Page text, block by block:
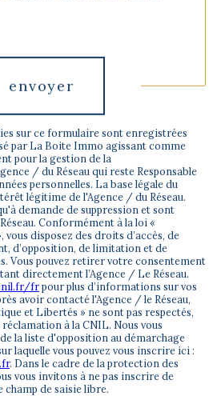
envoyer
sur ce formulaire sont enregistrées
par La Boite Immo agissant comme
pour la gestion de la
/ du Réseau qui reste Responsable
personnelles. La base légale du
légitime de l'Agence / du Réseau.
demande de suppression et sont
Conformément à la loi «
disposez des droits d’accès, de
d’opposition, de limitation et de
Vous pouvez retirer votre consentement
directement l’Agence / Le Réseau.
frpour plus d’informations sur vos
avoir contacté l'Agence / le Réseau,
et Libertés » ne sont pas respectés,
à la CNIL. Nous vous
la liste d'opposition au démarchage
laquelle vous pouvez vous inscrire ici :
. Dans le cadre de la protection des
vous invitons à ne pas inscrire de
champ de saisie libre.